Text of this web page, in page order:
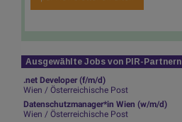
Ausgewählte Jobs von PIR-Partnern
.net Developer (f/m/d)
Wien / Österreichische Post
Datenschutzmanager*in Wien (w/m/d)
Wien / Österreichische Post